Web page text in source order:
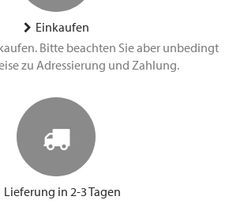
Einkaufen
Bitte beachten Sie aber unbedingt
zu Adressierung und Zahlung.
Lieferung in 2-3 Tagen